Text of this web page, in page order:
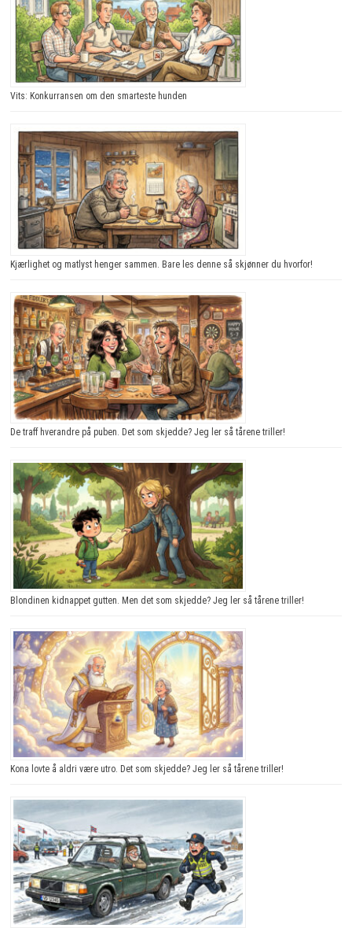
Vits: Konkurransen om den smarteste hunden
Kjærlighet og matlyst henger sammen. Bare les denne så skjønner du hvorfor!
De traff hverandre på puben. Det som skjedde? Jeg ler så tårene triller!
Blondinen kidnappet gutten. Men det som skjedde? Jeg ler så tårene triller!
Kona lovte å aldri være utro. Det som skjedde? Jeg ler så tårene triller!